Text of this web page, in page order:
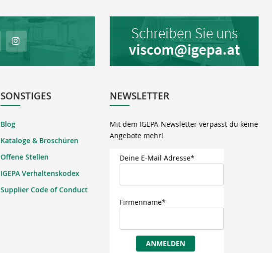
SONSTIGES
Blog
Kataloge & Broschüren
Offene Stellen
IGEPA Verhaltenskodex
Supplier Code of Conduct
NEWSLETTER
Mit dem IGEPA-Newsletter verpasst du keine
Angebote mehr!
Deine E-Mail Adresse*
Firmenname*
ANMELDEN